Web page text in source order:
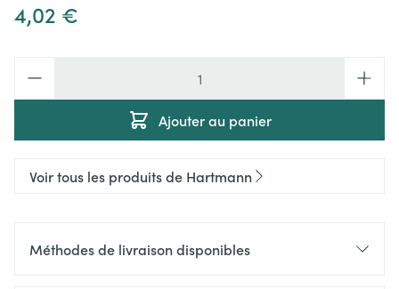
4,02 €
Ajouter au panier
Voir tous les produits de Hartmann
Méthodes de livraison disponibles